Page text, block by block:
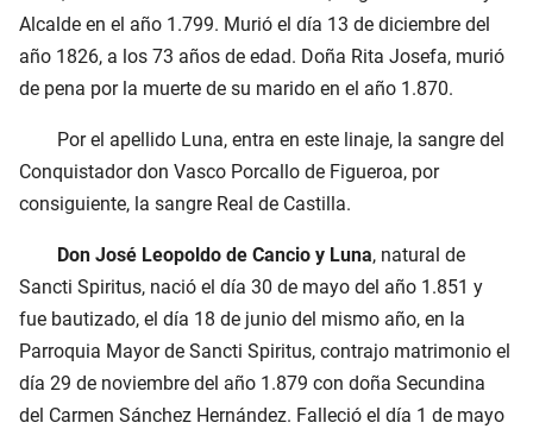
Alcalde en el año 1.799. Murió el día 13 de diciembre del
año 1826, a los 73 años de edad. Doña Rita Josefa, murió
de pena por la muerte de su marido en el año 1.870.
Por el apellido Luna, entra en este linaje, la sangre del
Conquistador don Vasco Porcallo de Figueroa, por
consiguiente, la sangre Real de Castilla.
Don José Leopoldo de Cancio y Luna, natural de
Sancti Spiritus, nació el día 30 de mayo del año 1.851 y
fue bautizado, el día 18 de junio del mismo año, en la
Parroquia Mayor de Sancti Spiritus, contrajo matrimonio el
día 29 de noviembre del año 1.879 con doña Secundina
del Carmen Sánchez Hernández. Falleció el día 1 de mayo